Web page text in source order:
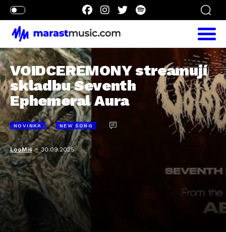
VOIDCEREMONY streamují
skladbu Seventh
Ephemeral Aura
NOVINKA NEW SONG
LooMis-30.09.2025